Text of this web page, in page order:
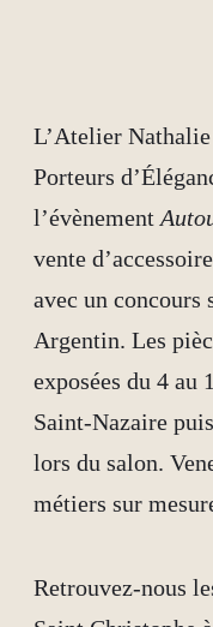
L’Atelier Nathalie
Porteurs
l’évènement
vente
avec un concours
Argentin. Les
exposées du 4 au
Saint-Nazaire
lors du salon.
métiers sur
Retrouvez-nous